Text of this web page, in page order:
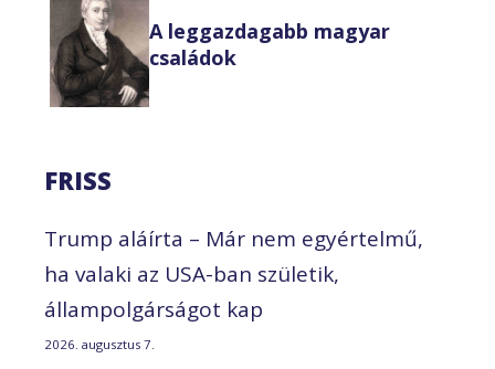
A leggazdagabb magyar
családok
FRISS
Trump aláírta – Már nem egyértelmű,
ha valaki az USA-ban születik,
állampolgárságot kap
2026. augusztus 7.